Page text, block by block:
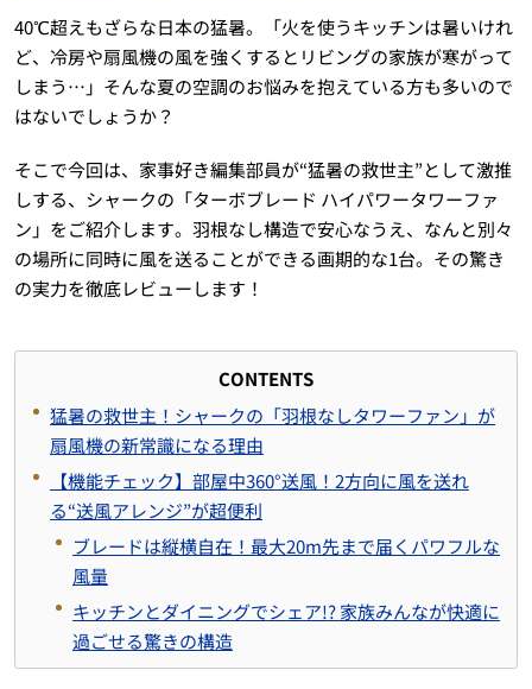
40℃超えもざらな日本の猛暑。「火を使うキッチンは暑いけれ
ど、冷房や扇風機の風を強くするとリビングの家族が寒がって
しまう…」そんな夏の空調のお悩みを抱えている方も多いので
はないでしょうか？
そこで今回は、家事好き編集部員が“猛暑の救世主”として激推
しする、シャークの「ターボブレード ハイパワータワーファ
ン」をご紹介します。羽根なし構造で安心なうえ、なんと別々
の場所に同時に風を送ることができる画期的な1台。その驚き
の実力を徹底レビューします！
CONTENTS
猛暑の救世主！シャークの「羽根なしタワーファン」が
扇風機の新常識になる理由
【機能チェック】部屋中360°送風！2方向に風を送れ
る“送風アレンジ”が超便利
ブレードは縦横自在！最大20m先まで届くパワフルな
風量
キッチンとダイニングでシェア!? 家族みんなが快適に
過ごせる驚きの構造